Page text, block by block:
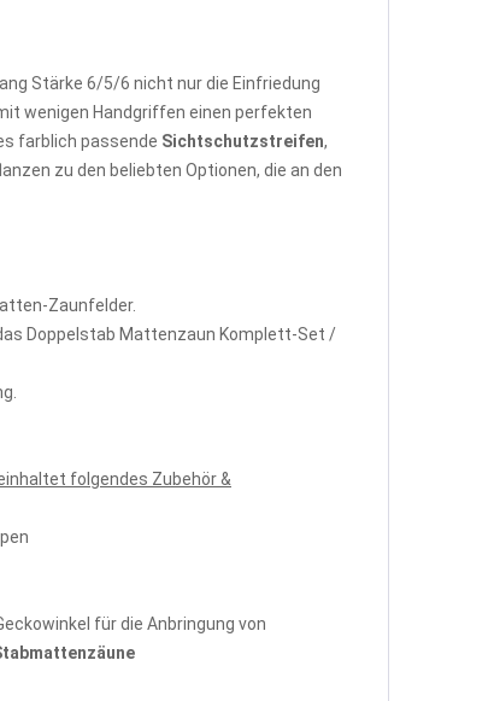
Stärke 6/5/6 nicht nur die Einfriedung
wenigen Handgriffen einen perfekten
farblich passende Sichtschutzstreifen,
zu den beliebten Optionen, die an den
Zaunfelder.
Doppelstab Mattenzaun Komplett-Set /
folgendes Zubehör &
für die Anbringung von